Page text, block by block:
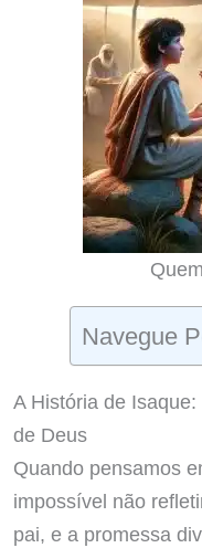
Navegue
A História de
de Deus
Quando pensamos
impossível não
pai, e a promessa